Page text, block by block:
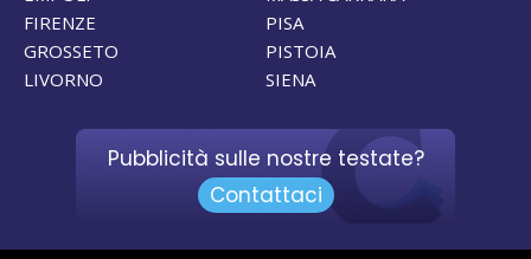
FIRENZE
GROSSETO
LIVORNO
PISA
PISTOIA
SIENA
Pubblicità sulle nostre testate?
Contattaci